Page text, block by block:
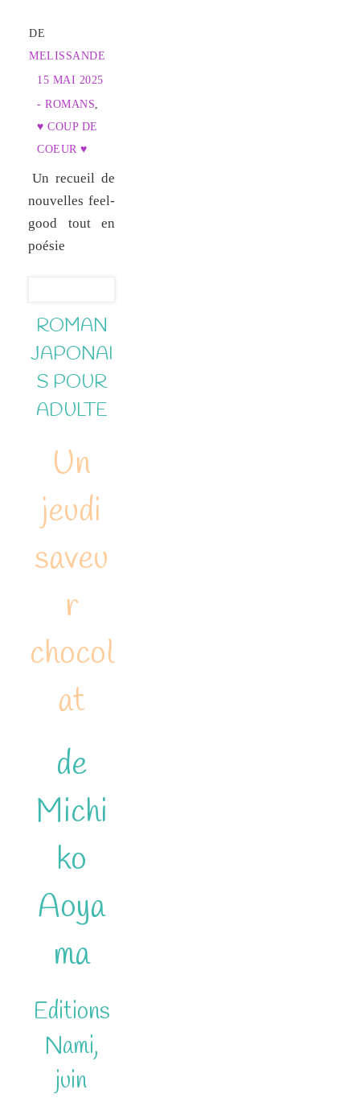
DE
MELISSANDE
15 MAI 2025
- ROMANS
♥ COUP DE
COEUR ♥
Un recueil de
nouvelles feel-
good tout en
poésie
ROMAN
JAPONAI
S POUR
ADULTE
Un
jeudi
saveu
r
chocol
at
de
Michi
ko
Aoya
ma
Editions
Nami,
juin